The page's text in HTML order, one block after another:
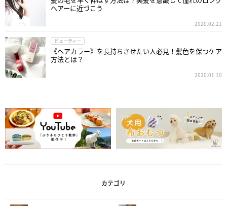
ヘアーに近づこう
2020.02.21
ビューティー
《ヘアカラー》を長持ちさせたい人必見！髪色を保つケア
方法とは？
2020.01.10
カテゴリ